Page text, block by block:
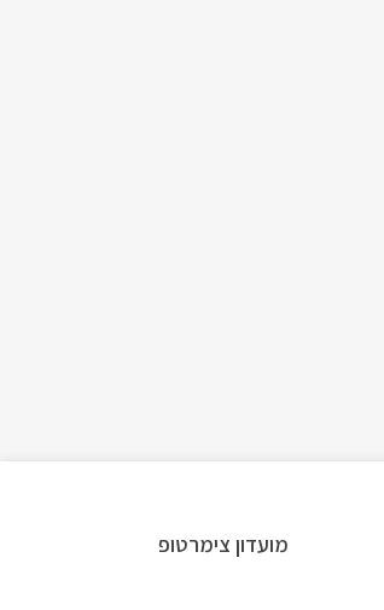
מועדון צימרטופ